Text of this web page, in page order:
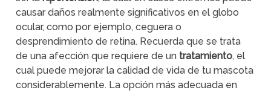
causar daños realmente significativos en el globo
ocular, como por ejemplo, ceguera o
desprendimiento de retina. Recuerda que se trata
de una afección que requiere de un tratamiento, el
cual puede mejorar la calidad de vida de tu mascota
considerablemente. La opción más adecuada en